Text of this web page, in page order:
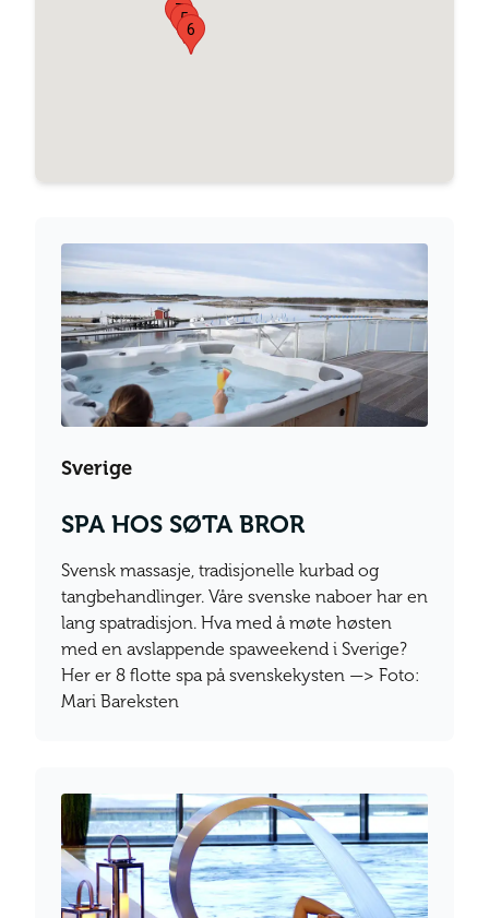
5
6
7
Sverige
SPA HOS SØTA BROR
Svensk massasje, tradisjonelle kurbad og
tangbehandlinger. Våre svenske naboer har en
lang spatradisjon. Hva med å møte høsten
med en avslappende spaweekend i Sverige?
Her er 8 flotte spa på svenskekysten —> Foto:
Mari Bareksten